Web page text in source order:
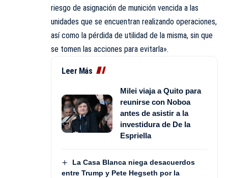
riesgo de asignación de munición vencida a las
unidades que se encuentran realizando operaciones,
así como la pérdida de utilidad de la misma, sin que
se tomen las acciones para evitarla».
Leer Más
Milei viaja a Quito para
reunirse con Noboa
antes de asistir a la
investidura de De la
Espriella
La Casa Blanca niega desacuerdos
entre Trump y Pete Hegseth por la